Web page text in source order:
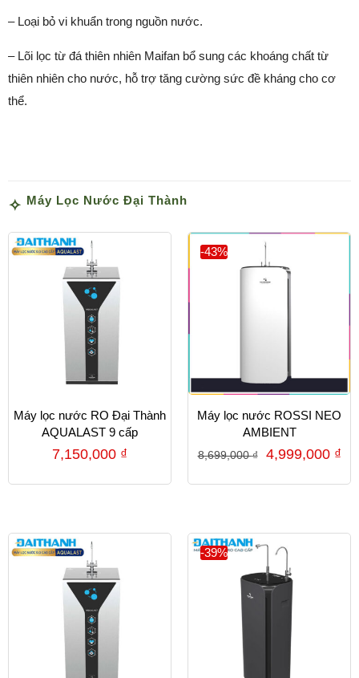
– Loại bỏ vi khuẩn trong nguồn nước.
– Lõi lọc từ đá thiên nhiên Maifan bổ sung các khoáng chất từ
thiên nhiên cho nước, hỗ trợ tăng cường sức đề kháng cho cơ
thể.
Máy Lọc Nước Đại Thành
Máy lọc nước RO Đại Thành
AQUALAST 9 cấp
7,150,000 ₫
-43%
Máy lọc nước ROSSI NEO
AMBIENT
8,699,000₫ 4,999,000 ₫
-39%